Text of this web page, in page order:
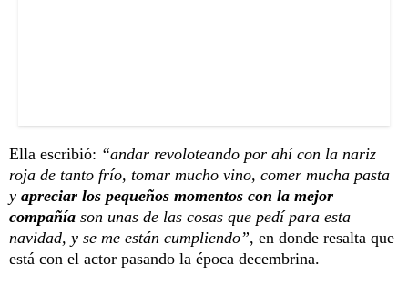
Ella escribió: “andar revoloteando por ahí con la nariz
roja de tanto frío, tomar mucho vino, comer mucha pasta
y apreciar los pequeños momentos con la mejor
compañía son unas de las cosas que pedí para esta
navidad, y se me están cumpliendo”, en donde resalta que
está con el actor pasando la época decembrina.